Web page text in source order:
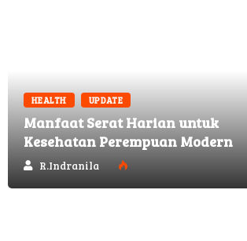
HEALTH UPDATE
​Manfaat Serat Harian untuk
Kesehatan Perempuan Modern
R.Indranila